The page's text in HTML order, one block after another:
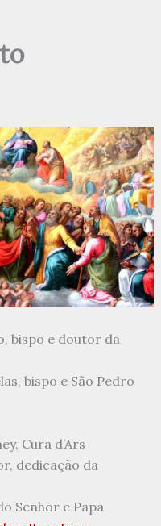
bispo e doutor da
bispo e São Pedro
Cura d’Ars
dedicação da
Senhor e Papa